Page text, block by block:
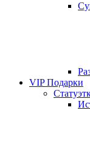
VIP Подарки